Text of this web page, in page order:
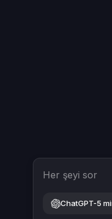
Her şeyi sor
ChatGPT-5